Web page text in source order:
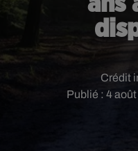
Publié : 4
Crédit